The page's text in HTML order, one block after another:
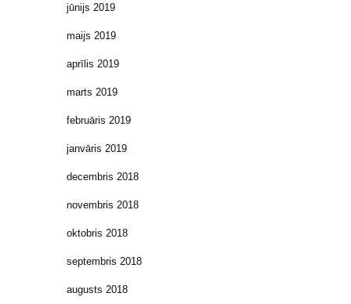
jūnijs 2019
maijs 2019
aprīlis 2019
marts 2019
februāris 2019
janvāris 2019
decembris 2018
novembris 2018
oktobris 2018
septembris 2018
augusts 2018